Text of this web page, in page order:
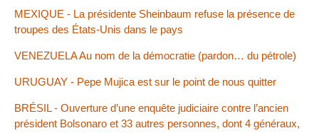
MEXIQUE - La présidente Sheinbaum refuse la présence de
troupes des États-Unis dans le pays
VENEZUELA Au nom de la démocratie (pardon… du pétrole)
URUGUAY - Pepe Mujica est sur le point de nous quitter
BRÉSIL - Ouverture d’une enquête judiciaire contre l’ancien
président Bolsonaro et 33 autres personnes, dont 4 généraux,